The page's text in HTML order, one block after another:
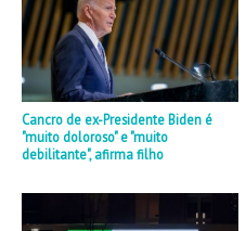
Cancro de ex-Presidente Biden é
"muito doloroso" e "muito
debilitante", afirma filho